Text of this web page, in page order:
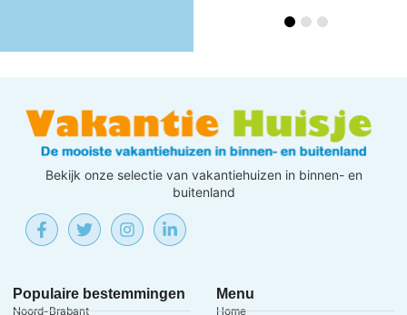
Bekijk onze selectie van vakantiehuizen in binnen- en
buitenland
Populaire bestemmingen
Noord-Brabant
Menu
Home